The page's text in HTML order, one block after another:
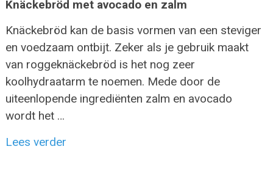
Knäckebröd met avocado en zalm
Knäckebröd kan de basis vormen van een steviger
en voedzaam ontbijt. Zeker als je gebruik maakt
van roggeknäckebröd is het nog zeer
koolhydraatarm te noemen. Mede door de
uiteenlopende ingrediënten zalm en avocado
wordt het …
Lees verder